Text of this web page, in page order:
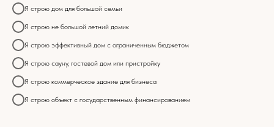
Я строю дом для большой семьи
Я строю не большой летний домик
Я строю эффективный дом с ограниченным бюджетом
Я строю сауну, гостевой дом или пристройку
Я строю коммерческое здание для бизнеса
Я строю объект с государственным финансированием